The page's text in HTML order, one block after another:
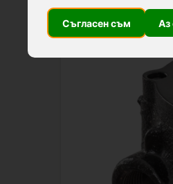
Съгласен съм Аз